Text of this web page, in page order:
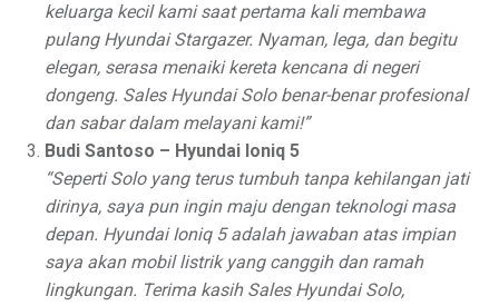
keluarga kecil kami saat pertama kali membawa
pulang Hyundai Stargazer. Nyaman, lega, dan begitu
elegan, serasa menaiki kereta kencana di negeri
dongeng. Sales Hyundai Solo benar-benar profesional
dan sabar dalam melayani kami!”
Budi Santoso – Hyundai Ioniq 5
“Seperti Solo yang terus tumbuh tanpa kehilangan jati
dirinya, saya pun ingin maju dengan teknologi masa
depan. Hyundai Ioniq 5 adalah jawaban atas impian
saya akan mobil listrik yang canggih dan ramah
lingkungan. Terima kasih Sales Hyundai Solo,